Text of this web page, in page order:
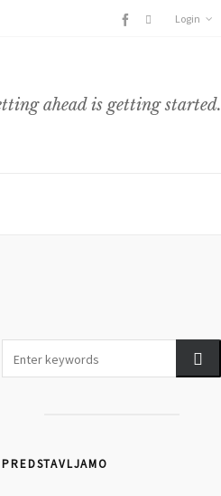
Login
ahead is getting started.
PREDSTAVLJAMO